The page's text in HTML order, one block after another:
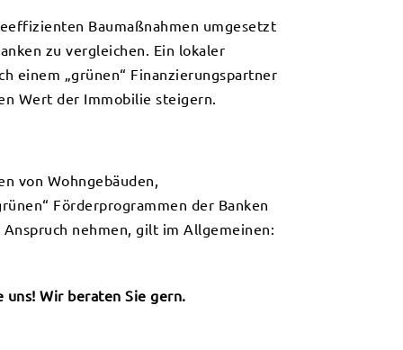
Baumaßnahmen umgesetzt
zu vergleichen. Ein lokaler
einem „grünen“ Finanzierungspartner
Wert der Immobilie steigern.
von Wohngebäuden,
Förderprogrammen der Banken
nehmen, gilt im Allgemeinen:
Wir beraten Sie gern.